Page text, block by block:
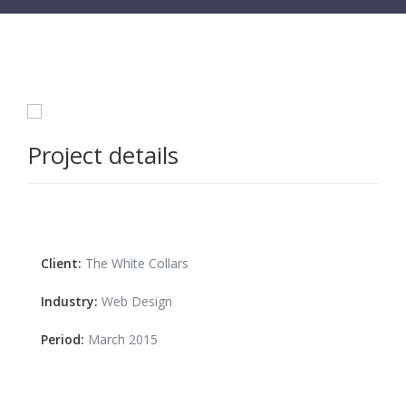
Project details
Client: The White Collars
Industry: Web Design
Period: March 2015